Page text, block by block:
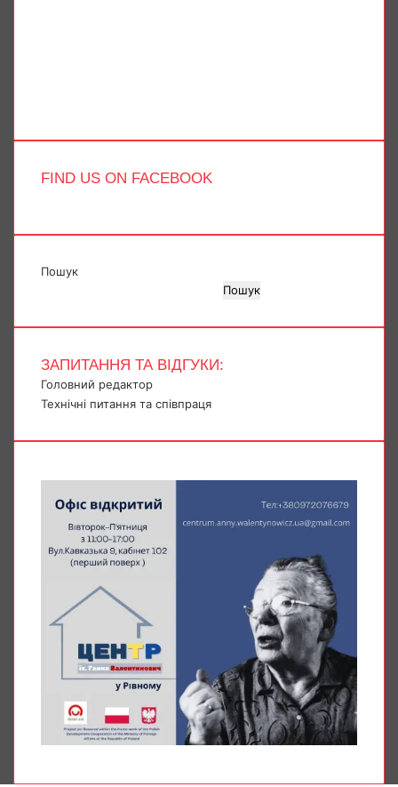
FIND US ON FACEBOOK
Пошук
Пошук
ЗАПИТАННЯ ТА ВІДГУКИ:
Головний редактор
Технічні питання та співпраця